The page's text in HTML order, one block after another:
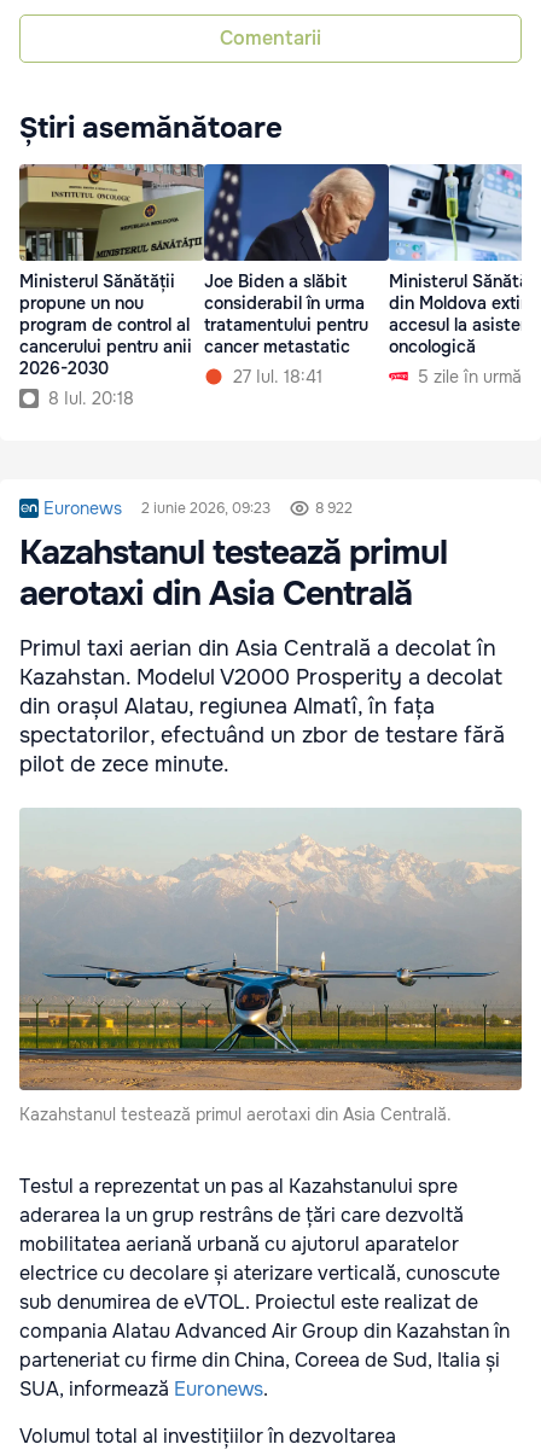
Comentarii
Știri asemănătoare
Ministerul Sănătății
propune un nou
program de control al
cancerului pentru anii
2026-2030
8 Iul. 20:18
Joe Biden a slăbit
considerabil în urma
tratamentului pentru
cancer metastatic
27 Iul. 18:41
Ministerul
din Moldova
accesul la
oncologică
5 zile în urmă
Euronews 2 iunie 2026, 09:23 8 922
Kazahstanul testează primul
aerotaxi din Asia Centrală
Primul taxi aerian din Asia Centrală a decolat în
Kazahstan. Modelul V2000 Prosperity a decolat
din orașul Alatau, regiunea Almatî, în fața
spectatorilor, efectuând un zbor de testare fără
pilot de zece minute.
Kazahstanul testează primul aerotaxi din Asia Centrală.
Testul a reprezentat un pas al Kazahstanului spre
aderarea la un grup restrâns de țări care dezvoltă
mobilitatea aeriană urbană cu ajutorul aparatelor
electrice cu decolare și aterizare verticală, cunoscute
sub denumirea de eVTOL. Proiectul este realizat de
compania Alatau Advanced Air Group din Kazahstan în
parteneriat cu firme din China, Coreea de Sud, Italia și
SUA, informează Euronews.
Volumul total al investițiilor în dezvoltarea